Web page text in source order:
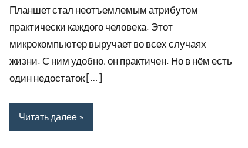
2023
Планшет стал неотъемлемым атрибутом
практически каждого человека. Этот
микрокомпьютер выручает во всех случаях
жизни. С ним удобно, он практичен. Но в нём есть
один недостаток […]
Читать далее